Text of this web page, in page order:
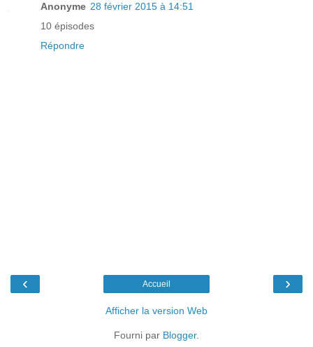
Anonyme 28 février 2015 à 14:51
10 épisodes
Répondre
‹ ›
Accueil
Afficher la version Web
Fourni par Blogger.